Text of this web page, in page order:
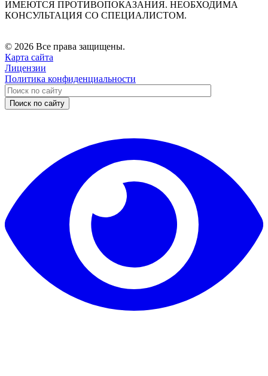
ИМЕЮТСЯ ПРОТИВОПОКАЗАНИЯ. НЕОБХОДИМА
КОНСУЛЬТАЦИЯ СО СПЕЦИАЛИСТОМ.
© 2026 Все права защищены.
Карта сайта
Лицензии
Политика конфиденциальности
Поиск по сайту